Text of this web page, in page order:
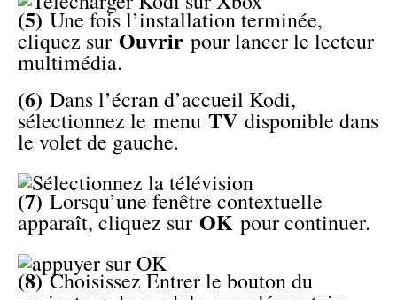
(5) Une fois l’installation terminée,
cliquez sur Ouvrir pour lancer le lecteur
multimédia.
(6) Dans l’écran d’accueil Kodi,
sélectionnez le menu TV disponible dans
le volet de gauche.
(7) Lorsqu’une fenêtre contextuelle
apparaît, cliquez sur OK pour continuer.
(8)Choisissez Entrer le bouton du